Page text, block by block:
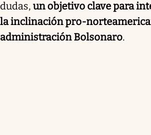
dudas, un objetivo clave para
la inclinación pro-
administración Bolsonaro.